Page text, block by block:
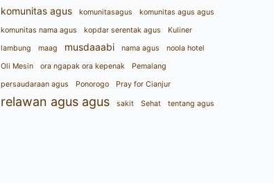
komunitas agus komunitasagus
komunitas agus agus
komunitas nama agus
kopdar serentak agus
Kuliner
lambung
maag musdaaabi nama agus
noola hotel
Oli Mesin
ora ngapak ora kepenak
Pemalang
persaudaraan agus
Ponorogo Pray for Cianjur
relawan agus agus sakit Sehat tentang agus